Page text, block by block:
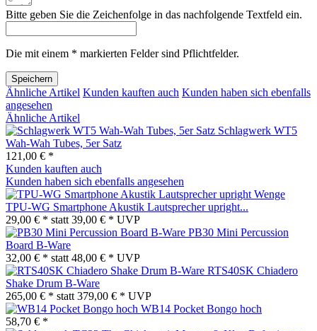
Bitte geben Sie die Zeichenfolge in das nachfolgende Textfeld ein.
Die mit einem * markierten Felder sind Pflichtfelder.
Speichern
Ähnliche Artikel Kunden kauften auch Kunden haben sich ebenfalls
angesehen
Ähnliche Artikel
Schlagwerk WT5
Wah-Wah Tubes, 5er Satz
121,00 € *
Kunden kauften auch
Kunden haben sich ebenfalls angesehen
TPU-WG Smartphone Akustik Lautsprecher upright...
29,00 € * statt 39,00 € * UVP
PB30 Mini Percussion
Board B-Ware
32,00 € * statt 48,00 € * UVP
RTS40SK Chiadero
Shake Drum B-Ware
265,00 € * statt 379,00 € * UVP
WB14 Pocket Bongo hoch
58,70 € *